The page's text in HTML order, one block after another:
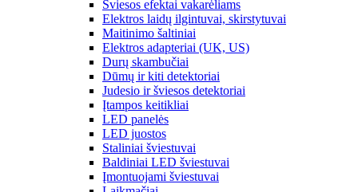
Šviesos efektai vakarėliams
Elektros laidų ilgintuvai, skirstytuvai
Maitinimo šaltiniai
Elektros adapteriai (UK, US)
Durų skambučiai
Dūmų ir kiti detektoriai
Judesio ir šviesos detektoriai
Įtampos keitikliai
LED panelės
LED juostos
Staliniai šviestuvai
Baldiniai LED šviestuvai
Įmontuojami šviestuvai